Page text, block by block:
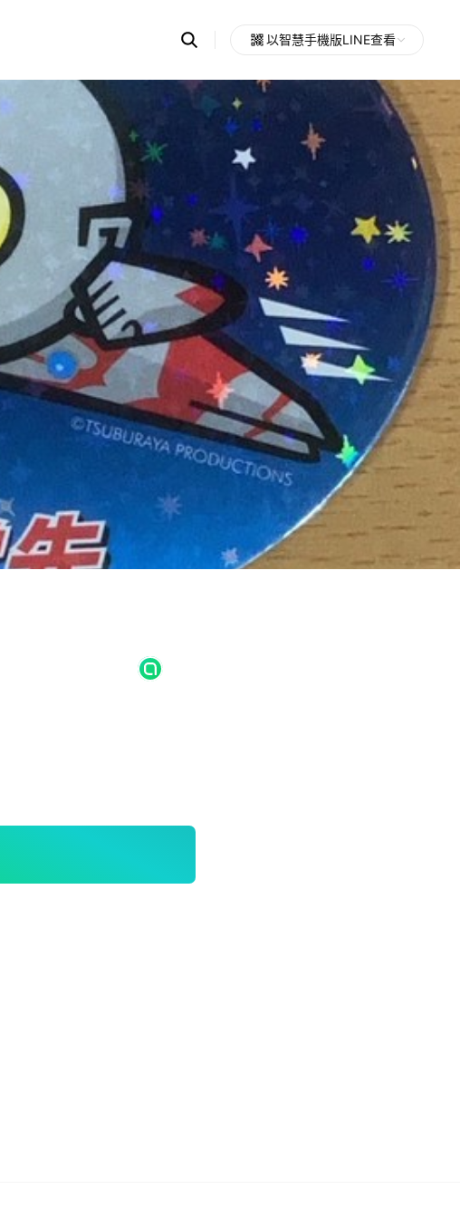
Search
OpenChats
messages
search
area
以智慧手機版LINE查看